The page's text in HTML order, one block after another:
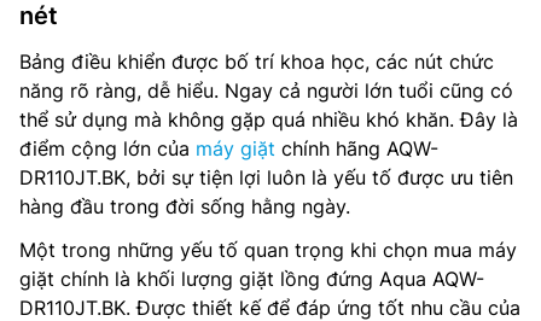
nét
Bảng điều khiển được bố trí khoa học, các nút chức
năng rõ ràng, dễ hiểu. Ngay cả người lớn tuổi cũng có
thể sử dụng mà không gặp quá nhiều khó khăn. Đây là
điểm cộng lớn của máy giặt chính hãng AQW-
DR110JT.BK, bởi sự tiện lợi luôn là yếu tố được ưu tiên
hàng đầu trong đời sống hằng ngày.
Một trong những yếu tố quan trọng khi chọn mua máy
giặt chính là khối lượng giặt lồng đứng Aqua AQW-
DR110JT.BK. Được thiết kế để đáp ứng tốt nhu cầu của